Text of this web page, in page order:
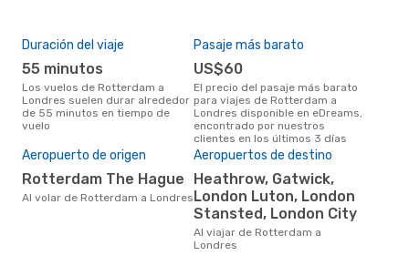
Duración del viaje
55 minutos
Los vuelos de Rotterdam a
Londres suelen durar alrededor
de 55 minutos en tiempo de
vuelo
Pasaje más barato
US$60
El precio del pasaje más barato
para viajes de Rotterdam a
Londres disponible en eDreams,
encontrado por nuestros
clientes en los últimos 3 días
Aeropuerto de origen
Rotterdam The Hague
Al volar de Rotterdam a Londres
Aeropuertos de destino
Heathrow, Gatwick,
London Luton, London
Stansted, London City
Al viajar de Rotterdam a
Londres